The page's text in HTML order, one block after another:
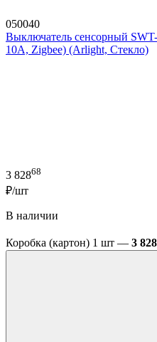
050040
Выключатель сенсорный
10A, Zigbee) (Arlight, Стекло)
3 82868
₽/шт
В наличии
Коробка (картон) 1 шт — 3 828